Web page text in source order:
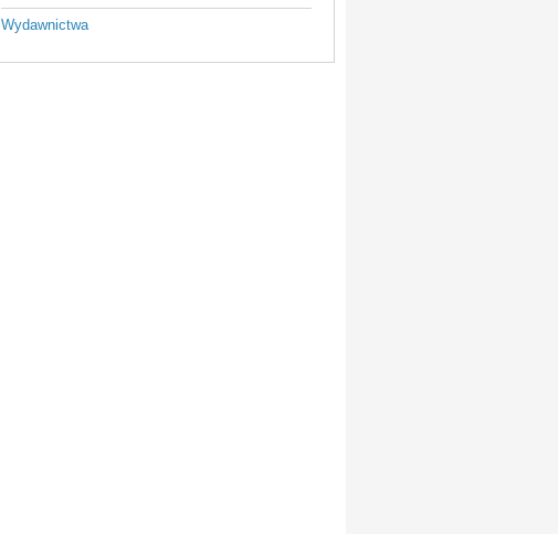
Wydawnictwa